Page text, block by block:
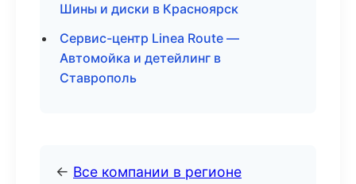
Шины и диски в Красноярск
Сервис-центр Linea Route —
Автомойка и детейлинг в
Ставрополь
← Все компании в регионе